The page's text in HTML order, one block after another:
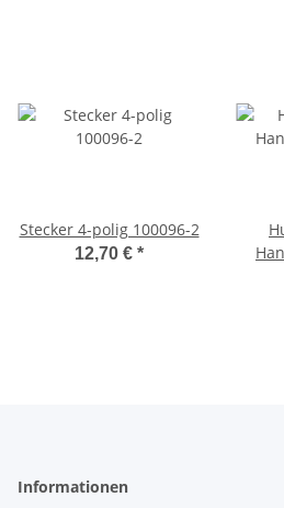
Stecker 4-polig 100096-2
12,70 € *
Informationen